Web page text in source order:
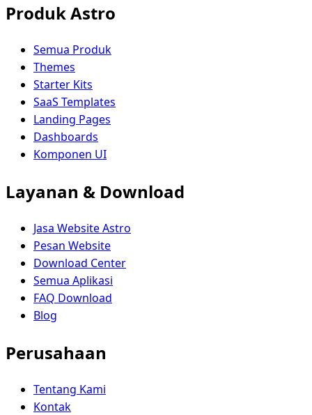
Produk Astro
Semua Produk
Themes
Starter Kits
SaaS Templates
Landing Pages
Dashboards
Komponen UI
Layanan & Download
Jasa Website Astro
Pesan Website
Download Center
Semua Aplikasi
FAQ Download
Blog
Perusahaan
Tentang Kami
Kontak